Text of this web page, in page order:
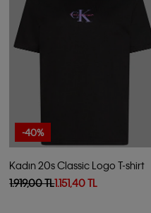
-40%
Kadın 20s Classic Logo T-shirt
1.919,00 TL1.151,40 TL